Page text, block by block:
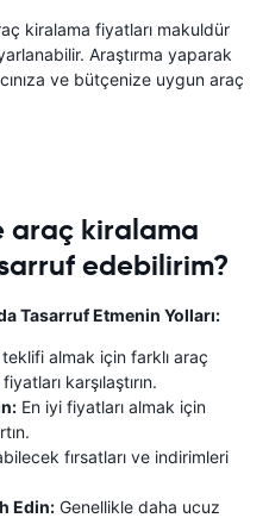
kiralama fiyatları makuldür
Araştırma yaparak
ve bütçenize uygun araç
araç kiralama
edebilirim?
Tasarruf Etmenin Yolları:
teklifi almak için farklı araç
karşılaştırın.
En iyi fiyatları almak için
fırsatları ve indirimleri
Edin: Genellikle daha ucuz